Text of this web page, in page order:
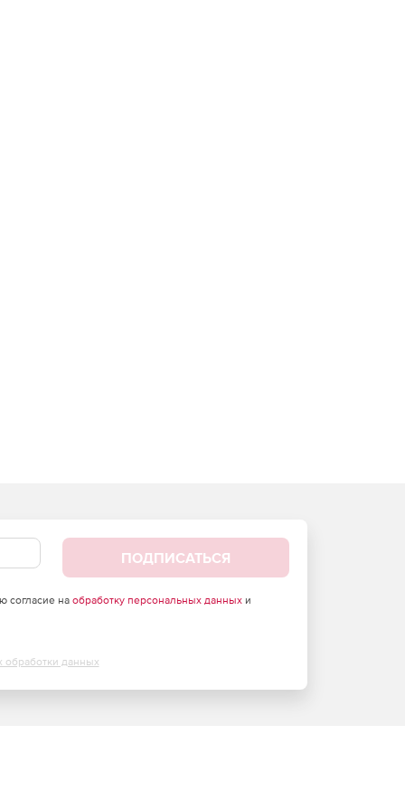
ПОДПИСАТЬСЯ
согласие на обработку персональных данныхи
обработки данных